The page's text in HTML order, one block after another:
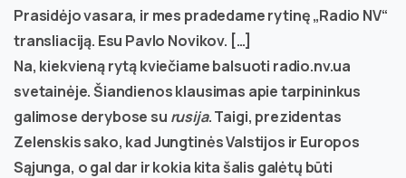
Prasidėjo vasara, ir mes pradedame rytinę „Radio NV“
transliaciją. Esu Pavlo Novikov. […]
Na, kiekvieną rytą kviečiame balsuoti radio.nv.ua
svetainėje. Šiandienos klausimas apie tarpininkus
galimose derybose su rusija. Taigi, prezidentas
Zelenskis sako, kad Jungtinės Valstijos ir Europos
Sąjunga, o gal dar ir kokia kita šalis galėtų būti